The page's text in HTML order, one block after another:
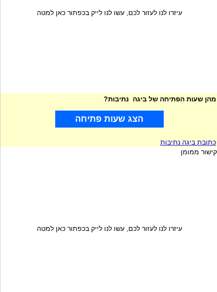
עיזרו לנו לעזור לכם, עשו לנו לייק בכפתור כאן למטה
מהן שעות הפתיחה של ביגה נתיבות?
הצג שעות פתיחה
כתובת ביגה נתיבות
קישור ממומן
עיזרו לנו לעזור לכם, עשו לנו לייק בכפתור כאן למטה